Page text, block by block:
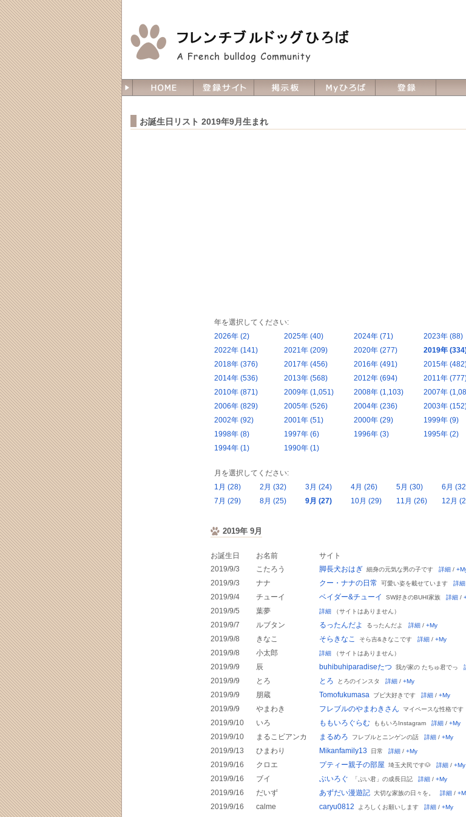
お誕生日リスト 2019年9月生まれ
年を選択してください:
2026年 (2)
2025年 (40) 2024年 (71)
2023年 (88)
2022年 (141)
2021年 (209) 2020年 (277)
2019年
2018年 (376)
2017年 (456) 2016年 (491)
2015年
2014年 (536)
2013年 (568) 2012年 (694)
2011年
2010年 (871)
2009年 (1,051) 2008年 (1,103)
2007年
2006年 (829)
2005年 (526) 2004年 (236)
2003年
2002年 (92)
2001年 (51) 2000年 (29)
1999年 (9)
1998年 (8)
1997年 (6) 1996年 (3)
1995年 (2)
1994年 (1)
1990年 (1)
月を選択してください:
1月 (28)
2月 (32) 3月 (24) 4月 (26) 5月 (30)
6月
7月 (29)
8月 (25) 9月 (27) 10月 (29) 11月 (26) 12月
2019年 9月
お誕生日 お名前
サイト
2019/9/3
こたろう 脚長犬おはぎ 細身の元気な男の子です 詳細 /
2019/9/3 ナナ クー・ナナの日常 可愛い姿を載せています 詳細
2019/9/4 チューイ ベイダー&チューイ SW好きのBUHI家族 詳細 /
2019/9/5 葉夢 詳細 （サイトはありません）
2019/9/7 ルブタン るったんだよ るったんだよ 詳細 / +My
2019/9/8 きなこ そらきなこ そら吉&きなこです 詳細 / +My
2019/9/8 小太郎 詳細 （サイトはありません）
2019/9/9 辰 buhibuhiparadiseたつ 我が家の たちゅ君でっ
2019/9/9 とろ とろ とろのインスタ 詳細 / +My
2019/9/9 朋蔵 Tomofukumasa ブビ大好きです 詳細 / +My
2019/9/9 やまわき フレブルのやまわきさん マイペースな性格です
2019/9/10 いろ ももいろぐらむ ももいろInstagram 詳細 / +My
2019/9/10 まるこビアンカ まるめろ フレブルとニンゲンの話 詳細 / +My
2019/9/13 ひまわり Mikanfamily13 日常 詳細 / +My
2019/9/16 クロエ プティー親子の部屋 埼玉犬民です🐶 詳細 / +My
2019/9/16 ブイ ぶいろぐ 「ぶい君」の成長日記 詳細 / +My
2019/9/16 だいず あずだい漫遊記 大切な家族の日々を。 詳細 /
2019/9/16 calme caryu0812 よろしくお願いします 詳細 / +My